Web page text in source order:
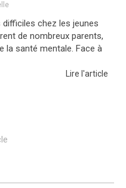
chez les jeunes
de nombreux parents,
la santé mentale. Face à
Lire l'article